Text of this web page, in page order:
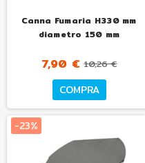
Canna Fumaria H330 mm
diametro 150 mm
7,90 € 10,26 €
COMPRA
-23%